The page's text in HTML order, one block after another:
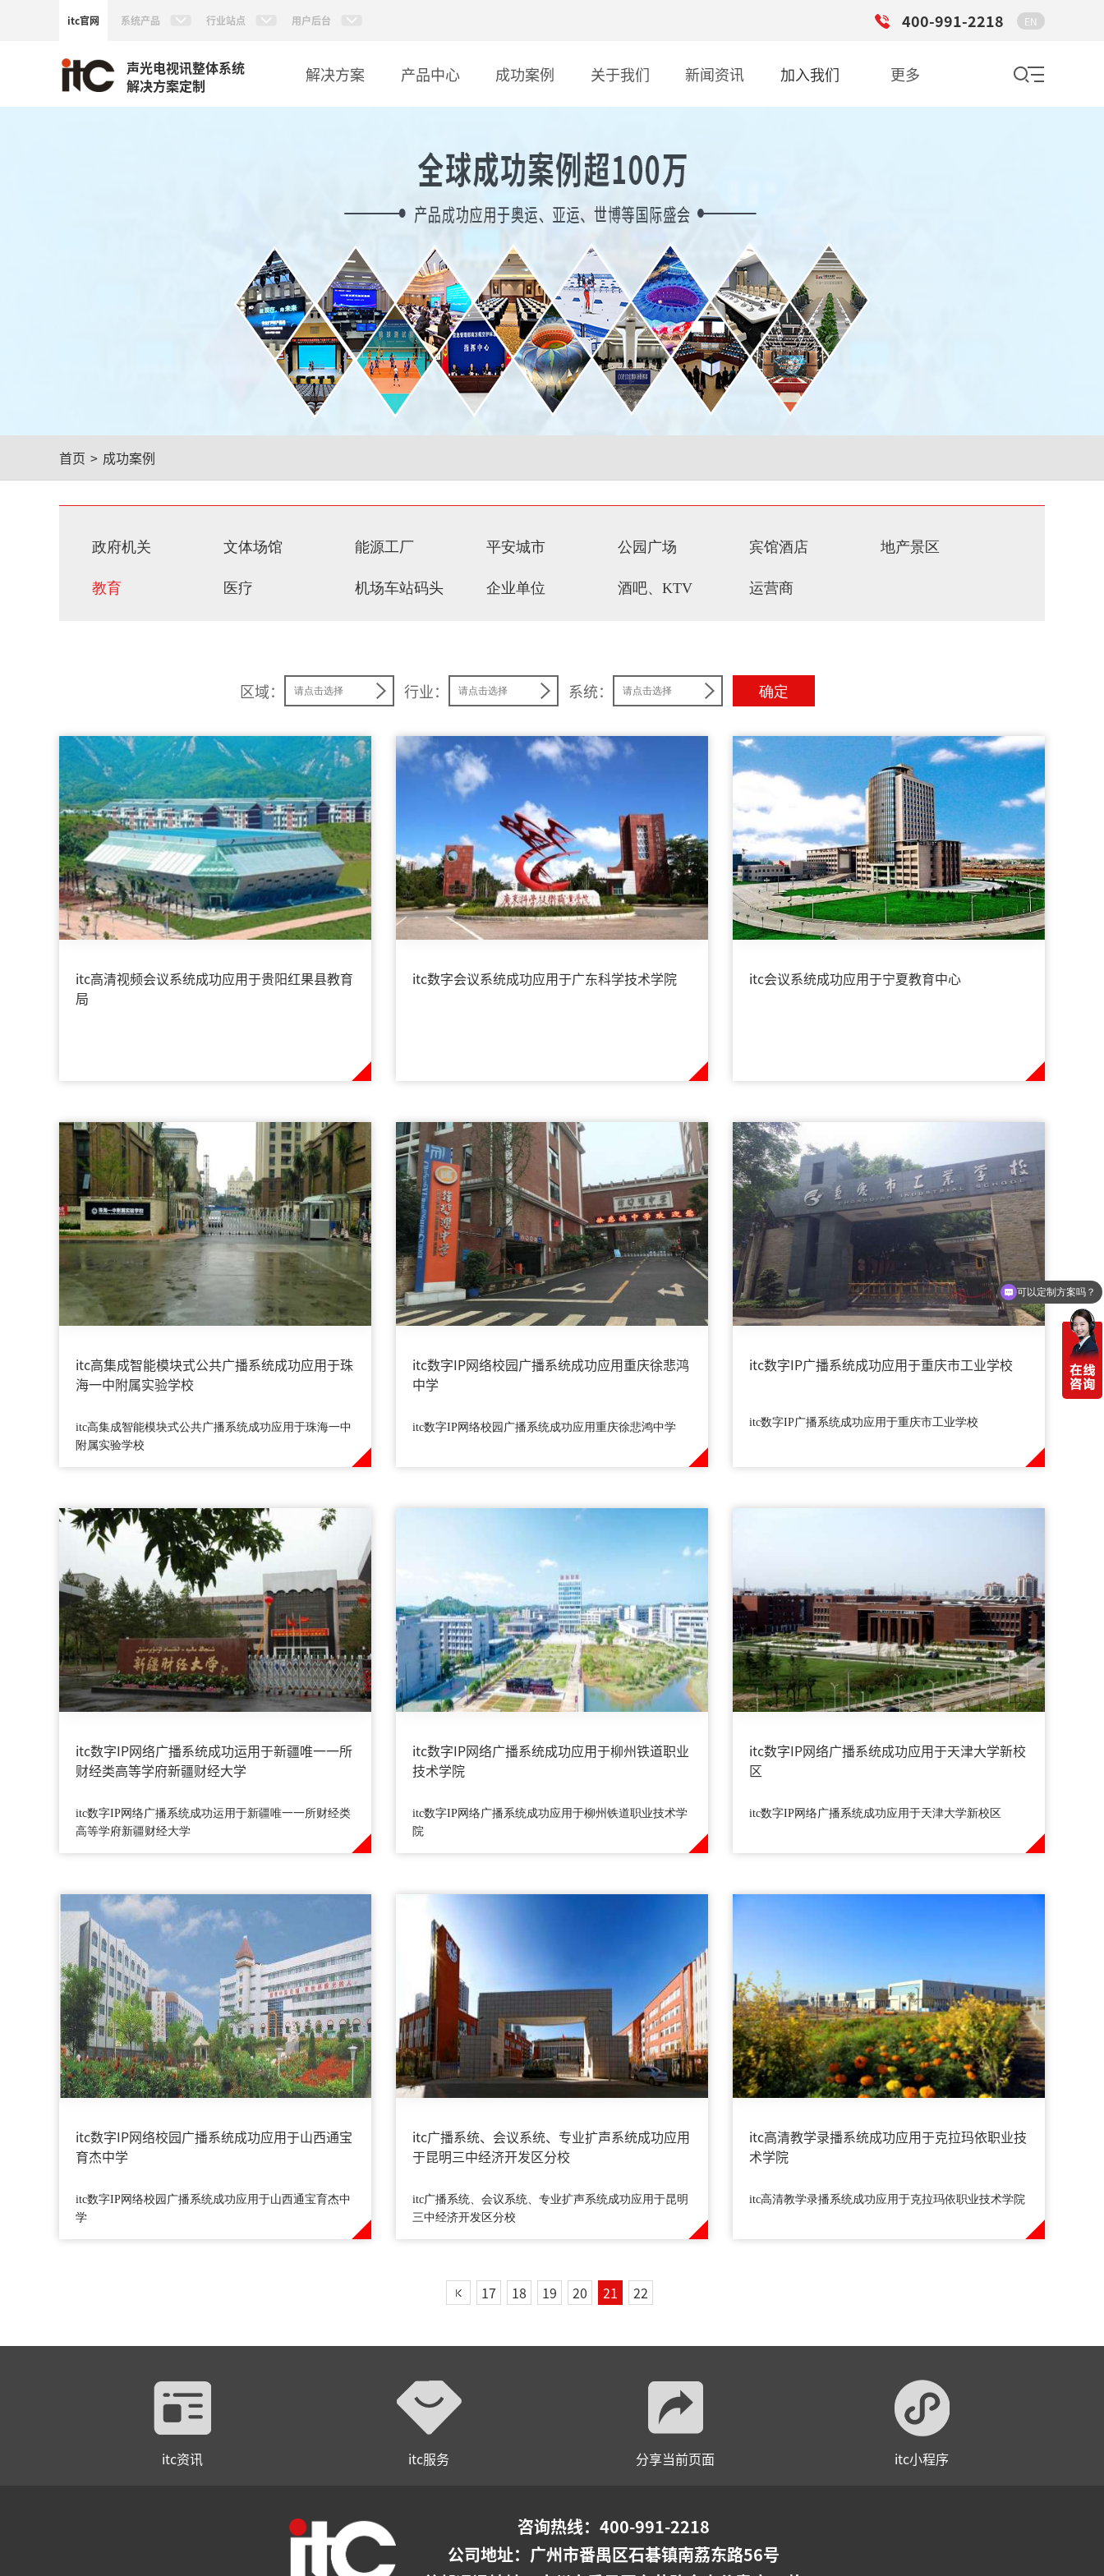
itc官网 系统产品 行业站点 用户后台 400-991-2218 EN
声光电视讯整体系统
解决方案定制
解决方案 产品中心 成功案例 关于我们 新闻资讯 加入我们 更多
首页 > 成功案例
政府机关 文体场馆 能源工厂 平安城市 公园广场 宾馆酒店 地产景区
教育 医疗 机场车站码头 企业单位 酒吧、KTV 运营商
区域： 行业： 系统： 确定
itc高清视频会议系统成功应用于贵阳红果县教育
局
itc数字会议系统成功应用于广东科学技术学院 itc会议系统成功应用于宁夏教育中心
itc高集成智能模块式公共广播系统成功应用于珠
海一中附属实验学校
itc高集成智能模块式公共广播系统成功应用于珠海一中
附属实验学校
itc数字IP网络校园广播系统成功应用重庆徐悲鸿
中学
itc数字IP网络校园广播系统成功应用重庆徐悲鸿中学
itc数字IP广播系统成功应用于重庆市工业学校
itc数字IP广播系统成功应用于重庆市工业学校
itc数字IP网络广播系统成功运用于新疆唯一一所
财经类高等学府新疆财经大学
itc数字IP网络广播系统成功运用于新疆唯一一所财经类
高等学府新疆财经大学
itc数字IP网络广播系统成功应用于柳州铁道职业
技术学院
itc数字IP网络广播系统成功应用于柳州铁道职业技术学
院
itc数字IP网络广播系统成功应用于天津大学新校
区
itc数字IP网络广播系统成功应用于天津大学新校区
itc数字IP网络校园广播系统成功应用于山西通宝
育杰中学
itc数字IP网络校园广播系统成功应用于山西通宝育杰中
学
itc广播系统、会议系统、专业扩声系统成功应用
于昆明三中经济开发区分校
itc广播系统、会议系统、专业扩声系统成功应用于昆明
三中经济开发区分校
itc高清教学录播系统成功应用于克拉玛依职业技
术学院
itc高清教学录播系统成功应用于克拉玛依职业技术学院
17 18 19 20 21 22
itc资讯 itc服务 分享当前页面 itc小程序
咨询热线：400-991-2218
公司地址： 广州市番禺区石碁镇南荔东路56号
你们电话多少